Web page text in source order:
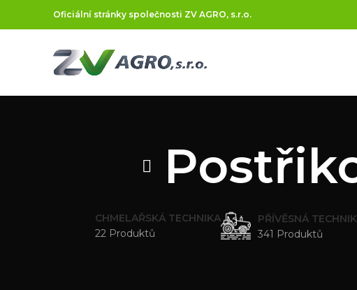
Oficiální stránky společnosti ZV AGRO, s.r.o.
CHMELAŘSKÁ TECHNIKA
22 Produktů
PŘÍVĚSNÁ
341 Produktů